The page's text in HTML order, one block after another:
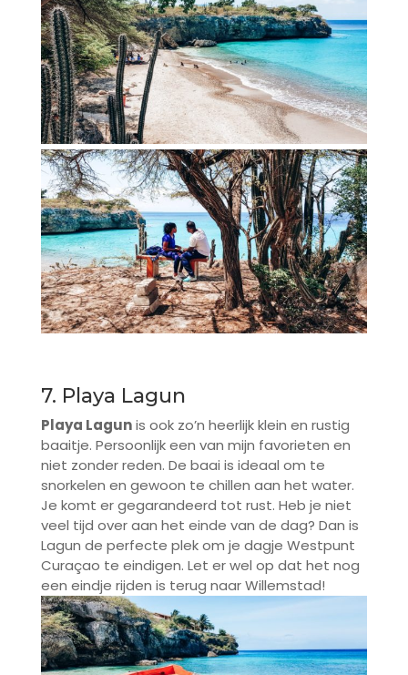
7. Playa Lagun
Playa Lagunis ook zo’n heerlijk klein en rustig
baaitje. Persoonlijk een van mijn favorieten en
niet zonder reden. De baai is ideaal om te
snorkelen en gewoon te chillen aan het water.
Je komt er gegarandeerd tot rust. Heb je niet
veel tijd over aan het einde van de dag? Dan is
Lagun de perfecte plek om je dagje Westpunt
Curaçao te eindigen. Let er wel op dat het nog
een eindje rijden is terug naar Willemstad!